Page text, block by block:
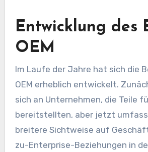
Entwicklung des
OEM
Im Laufe der Jahre hat sich die
OEM erheblich entwickelt.
sich an Unternehmen, die Teile
bereitstellten, aber jetzt
breitere Sichtweise auf
zu-Enterprise-Beziehungen in